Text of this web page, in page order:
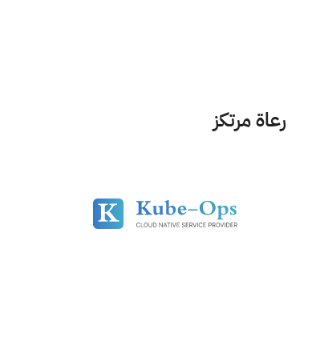
رعاة مرتكز